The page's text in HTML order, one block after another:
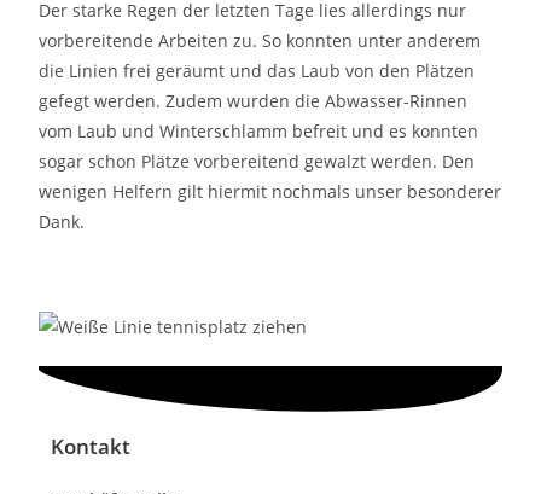
Der starke Regen der letzten Tage lies allerdings nur
vorbereitende Arbeiten zu. So konnten unter anderem
die Linien frei geräumt und das Laub von den Plätzen
gefegt werden. Zudem wurden die Abwasser-Rinnen
vom Laub und Winterschlamm befreit und es konnten
sogar schon Plätze vorbereitend gewalzt werden. Den
wenigen Helfern gilt hiermit nochmals unser besonderer
Dank.
Kontakt